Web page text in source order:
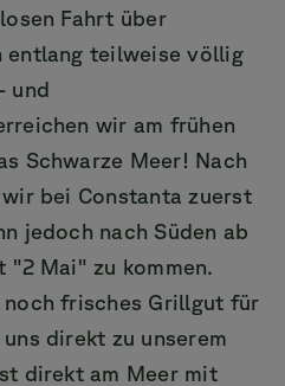
Fahrt über
entlang teilweise völlig
und
wir am frühen
Schwarze Meer! Nach
bei Constanta zuerst
jedoch nach Süden ab
"2 Mai" zu kommen.
frisches Grillgut für
direkt zu unserem
direkt am Meer mit